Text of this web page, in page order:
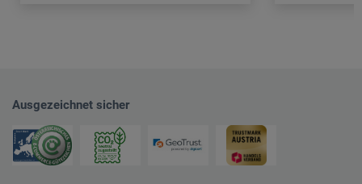
Ausgezeichnet sicher